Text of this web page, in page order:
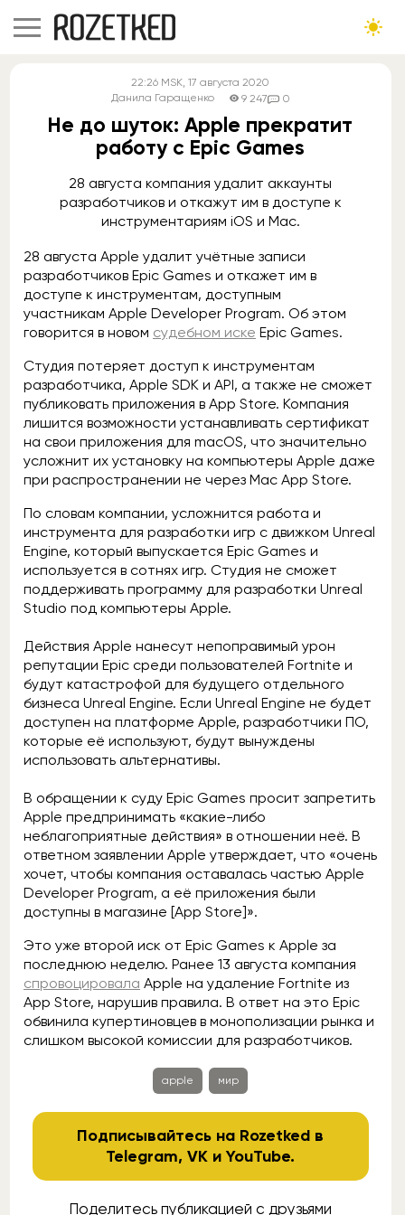
22:26 MSK, 17 августа 2020
Данила Гаращенко
9 247 0
Не до шуток: Apple прекратит
работу с Epic Games
28 августа компания удалит аккаунты
разработчиков и откажут им в доступе к
инструментариям iOS и Mac.
28 августа Apple удалит учётные записи
разработчиков Epic Games и откажет им в
доступе к инструментам, доступным
участникам Apple Developer Program. Об этом
говорится в новом судебном иске Epic Games.
Студия потеряет доступ к инструментам
разработчика, Apple SDK и API, а также не сможет
публиковать приложения в App Store. Компания
лишится возможности устанавливать сертификат
на свои приложения для macOS, что значительно
усложнит их установку на компьютеры Apple даже
при распространении не через Mac App Store.
По словам компании, усложнится работа и
инструмента для разработки игр с движком Unreal
Engine, который выпускается Epic Games и
используется в сотнях игр. Студия не сможет
поддерживать программу для разработки Unreal
Studio под компьютеры Apple.
Действия Apple нанесут непоправимый урон
репутации Epic среди пользователей Fortnite и
будут катастрофой для будущего отдельного
бизнеса Unreal Engine. Если Unreal Engine не будет
доступен на платформе Apple, разработчики ПО,
которые её используют, будут вынуждены
использовать альтернативы.
В обращении к суду Epic Games просит запретить
Apple предпринимать «какие-либо
неблагоприятные действия» в отношении неё. В
ответном заявлении Apple утверждает, что «очень
хочет, чтобы компания оставалась частью Apple
Developer Program, а её приложения были
доступны в магазине [App Store]».
Это уже второй иск от Epic Games к Apple за
последнюю неделю. Ранее 13 августа компания
спровоцировала Apple на удаление Fortnite из
App Store, нарушив правила. В ответ на это Epic
обвинила купертиновцев в монополизации рынка и
слишком высокой комиссии для разработчиков.
apple мир
Подписывайтесь на Rozetked в
Telegram,VK иYouTube.
Поделитесь публикацией с друзьями